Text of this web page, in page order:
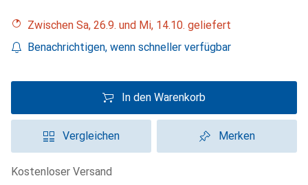
Zwischen Sa, 26.9. und Mi, 14.10. geliefert
Benachrichtigen, wenn schneller verfügbar
In den Warenkorb
Vergleichen Merken
kostenloser Versand